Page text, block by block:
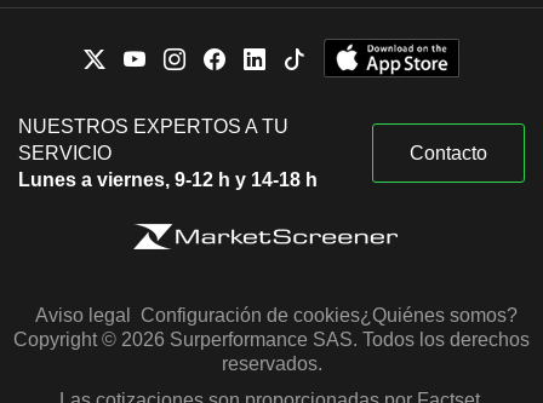
NUESTROS EXPERTOS A TU
SERVICIO
Lunes a viernes, 9-12 h y 14-18 h
Contacto
Aviso legal Configuración de cookies¿Quiénes somos?
Copyright © 2026 Surperformance SAS. Todos los derechos
reservados.